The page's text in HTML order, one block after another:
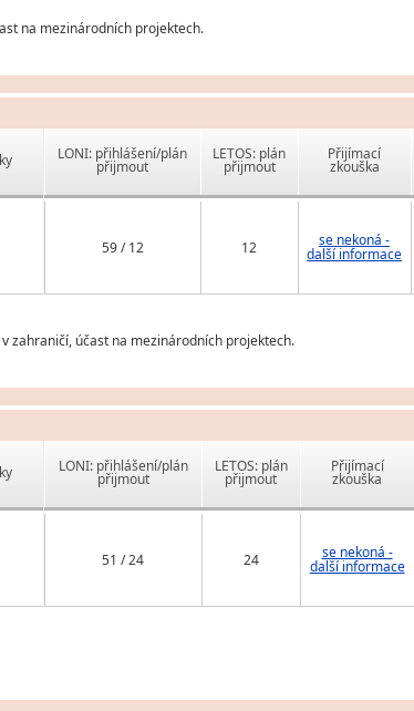
na mezinárodních projektech.
LONI: přihlášení/plán
přijmout
LETOS: plán
přijmout
Přijímací
zkouška
59 / 12 12 se nekoná -
další informace
zahraničí, účast na mezinárodních projektech.
LONI: přihlášení/plán
přijmout
LETOS: plán
přijmout
Přijímací
zkouška
51 / 24 24 se nekoná -
další informace